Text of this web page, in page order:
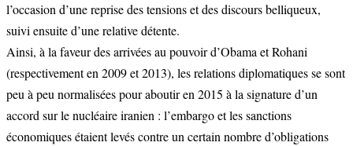
l’occasion d’une reprise des tensions et des discours belliqueux,
suivi ensuite d’une relative détente.
Ainsi, à la faveur des arrivées au pouvoir d’Obama et Rohani
(respectivement en 2009 et 2013), les relations diplomatiques se sont
peu à peu normalisées pour aboutir en 2015 à la signature d’un
accord sur le nucléaire iranien : l’embargo et les sanctions
économiques étaient levés contre un certain nombre d’obligations